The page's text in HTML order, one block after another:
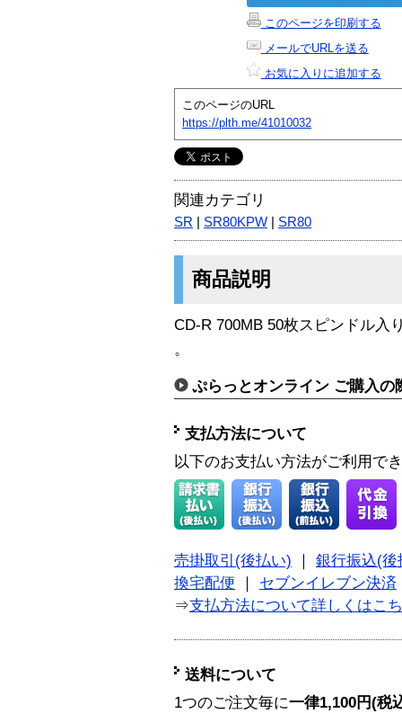
このページを印刷する
メールでURLを送る
お気に入りに追加する
このページのURL
https://plth.me/41010032
関連カテゴリ
SR SR80KPW SR80
商品説明
CD-R 700MB 50枚スピンドル入
。
ぷらっとオンライン ご購入の
支払方法について
以下のお支払い方法がご利用で
売掛取引(後払い)
銀行振込(後
換宅配便
セブンイレブン決済
⇒支払方法について詳しくはこ
送料について
1つのご注文毎に一律1,100円(税